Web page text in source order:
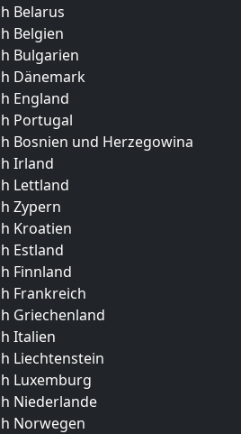
Belarus
Belgien
Bulgarien
Dänemark
England
Portugal
Bosnien und Herzegowina
Irland
Lettland
Zypern
Kroatien
Estland
Finnland
Frankreich
Griechenland
Italien
Liechtenstein
Luxemburg
Niederlande
Norwegen